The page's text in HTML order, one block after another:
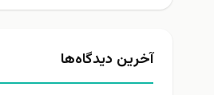
آخرین دیدگاه‌ها